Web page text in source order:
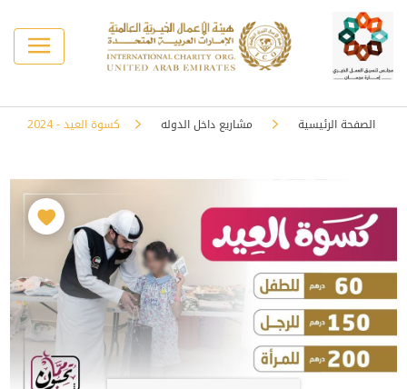
الصفحة الرئيسية مشاريع داخل الدوله كسوة العيد - 2024